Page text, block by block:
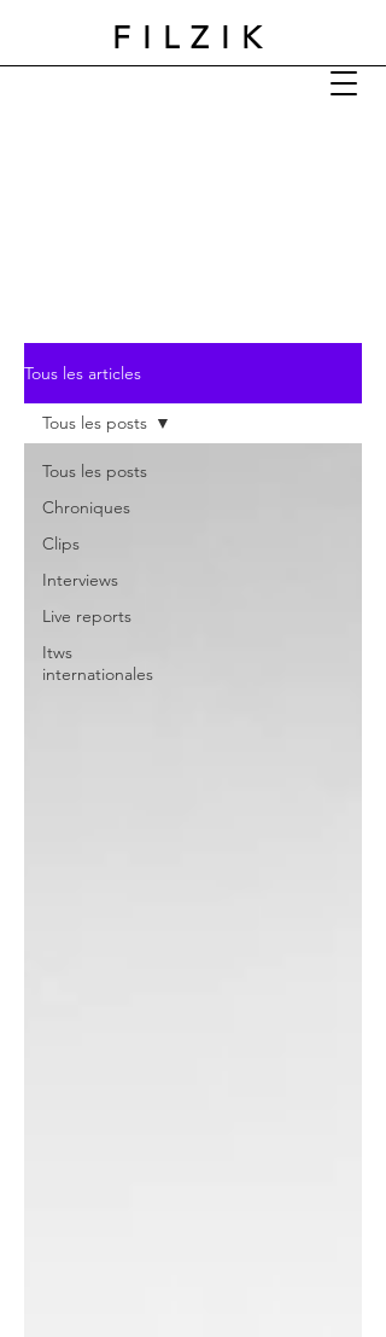
FILZIK
Tous les articles
Tous les posts
Chroniques
Clips
Interviews
Live reports
Itws
internationales
Tous les posts